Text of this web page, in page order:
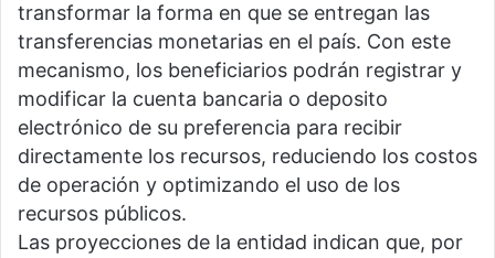
transformar la forma en que se entregan las
transferencias monetarias en el país. Con este
mecanismo, los beneficiarios podrán registrar y
modificar la cuenta bancaria o deposito
electrónico de su preferencia para recibir
directamente los recursos, reduciendo los costos
de operación y optimizando el uso de los
recursos públicos.
Las proyecciones de la entidad indican que, por